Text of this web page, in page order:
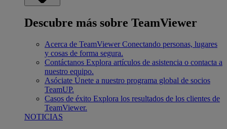
Descubre más sobre TeamViewer
Acerca de TeamViewer Conectando personas, lugares
y cosas de forma segura.
Contáctanos Explora artículos de asistencia o contacta a
nuestro equipo.
Asóciate Únete a nuestro programa global de socios
TeamUP.
Casos de éxito Explora los resultados de los clientes de
TeamViewer.
NOTICIAS